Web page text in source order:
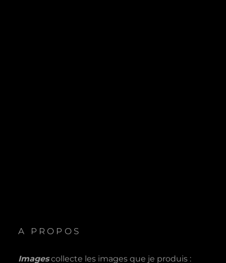
A PROPOS
Imagescollecte les images que je produis :